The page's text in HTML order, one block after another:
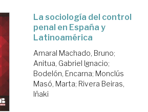
La sociología del control
penal en España y
Latinoamérica
Amaral Machado, Bruno;
Anitua, Gabriel Ignacio;
Bodelón, Encarna; Monclús
Masó, Marta; Rivera Beiras,
Iñaki